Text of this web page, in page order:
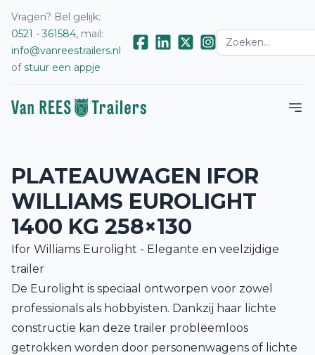
Vragen? Bel gelijk:
0521 - 361584, mail:
info@vanreestrailers.nl
ofstuur een appje
PLATEAUWAGEN IFOR
WILLIAMS EUROLIGHT
1400 KG 258×130
Ifor Williams Eurolight - Elegante en veelzijdige
trailer
De Eurolight is speciaal ontworpen voor zowel
professionals als hobbyisten. Dankzij haar lichte
constructie kan deze trailer probleemloos
getrokken worden door personenwagens of lichte